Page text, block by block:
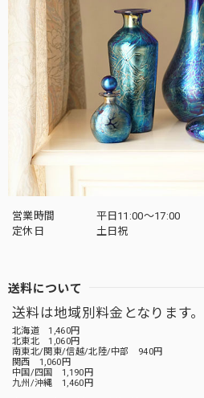
営業時間
平日11:00～17:00
定休日
土日祝
送料について
送料は地域別料金となります。
北海道 1,460円
北東北 1,060円
南東北/関東/信越/北陸/中部 940円
関西 1,060円
中国/四国 1,190円
九州/沖縄 1,460円